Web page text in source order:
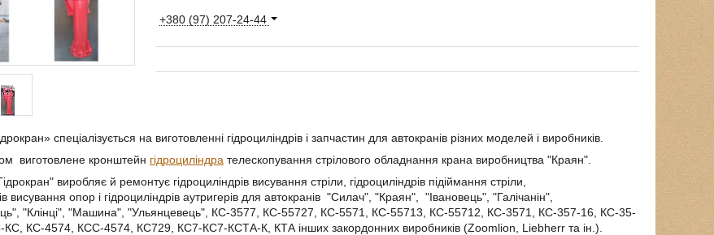
+380 (97) 207-24-44
спеціалізується на виготовленні гідроциліндрів і запчастин для автокранів різних моделей і виробників.
виготовлене кронштейн гідроциліндра телескопування стрілового обладнання крана виробництва "Краян".
виробляє й ремонтує гідроциліндрів висування стріли, гідроциліндрів підіймання стріли,
висування опор і гідроциліндрів аутригерів для автокранів "Силач", "Краян", "Івановець", "Галічанін",
"Клінці", "Машина", "Ульянцевець", КС-3577, КС-55727, КС-5571, КС-55713, КС-55712, КС-3571, КС-357-16, КС-35-
КС-4574, КСС-4574, КС729, КС7-КС7-КСТА-К, КТА інших закордонних виробників (Zoomlion, Liebherr та ін.).